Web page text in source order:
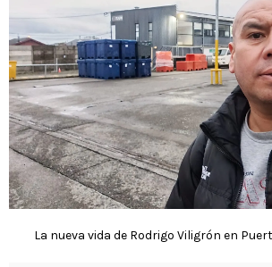
La nueva vida de Rodrigo Viligrón en